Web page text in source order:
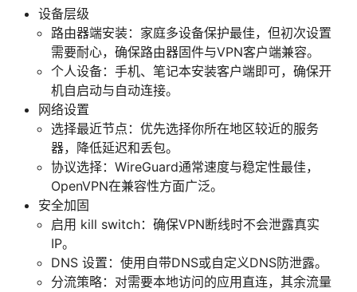
设备层级
路由器端安装：家庭多设备保护最佳，但初次设置
需要耐心，确保路由器固件与VPN客户端兼容。
个人设备：手机、笔记本安装客户端即可，确保开
机自启动与自动连接。
网络设置
选择最近节点：优先选择你所在地区较近的服务
器，降低延迟和丢包。
协议选择：WireGuard通常速度与稳定性最佳，
OpenVPN在兼容性方面广泛。
安全加固
启用 kill switch：确保VPN断线时不会泄露真实
IP。
DNS 设置：使用自带DNS或自定义DNS防泄露。
分流策略：对需要本地访问的应用直连，其余流量